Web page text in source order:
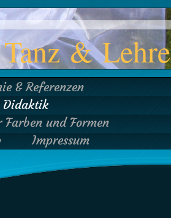
Tanz & Lehre
& Referenzen
Didaktik
und Formen
Impressum